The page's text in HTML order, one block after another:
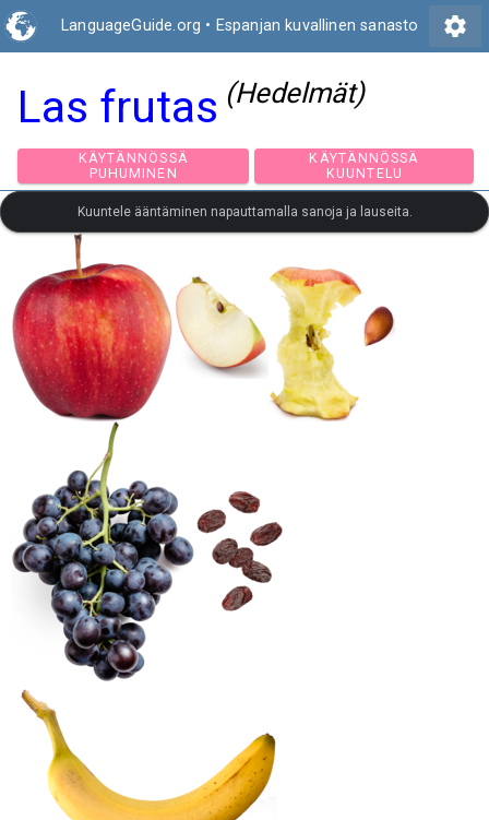
LanguageGuide.org • Espanjan kuvallinen sanasto settings
Las frutas (Hedelmät)
KÄYTÄNNÖSSÄ
PUHUMINEN
KÄYTÄNNÖSSÄ
KUUNTELU
Kuuntele ääntäminen napauttamalla sanoja ja lauseita.